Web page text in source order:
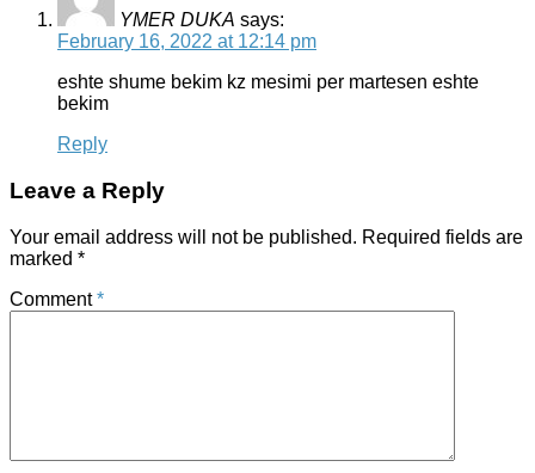
YMER DUKA says:
February 16, 2022 at 12:14 pm
eshte shume bekim kz mesimi per martesen eshte
bekim
Reply
Leave a Reply
Your email address will not be published. Required fields are
marked *
Comment*